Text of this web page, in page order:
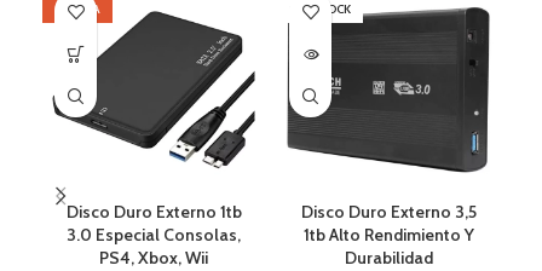
OFERTA
Disco Duro Externo 1tb
3.0 Especial Consolas,
PS4, Xbox, Wii
SIN STOCK
Disco Duro Externo 3,5
1tb Alto Rendimiento Y
Durabilidad